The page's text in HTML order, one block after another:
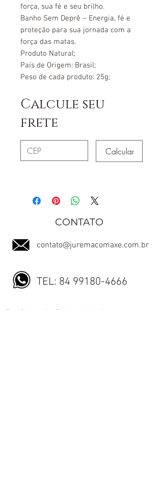
força, sua fé e seu brilho.
Banho Sem Deprê – Energia, fé e
proteção para sua jornada com a
força das matas.
Produto Natural;
País de Origem: Brasil;
Peso de cada produto: 25g;
Calcule seu
frete
Calcular
CONTATO
contato@juremacomaxe.com.br
TEL: 84 99180-4666
Política de Privacidade